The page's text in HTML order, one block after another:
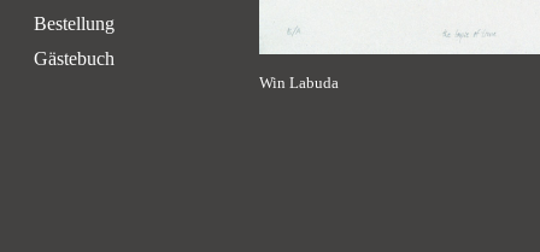
Bestellung
Gästebuch
Win Labuda